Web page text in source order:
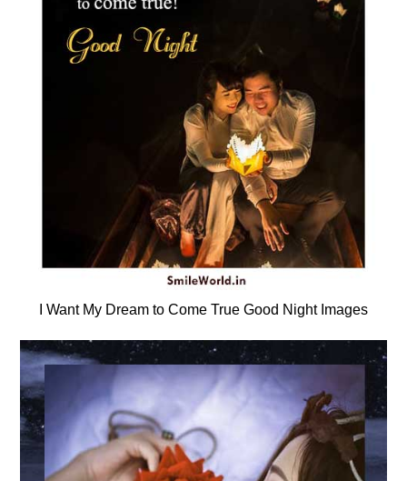
I Want My Dream to Come True Good Night Images